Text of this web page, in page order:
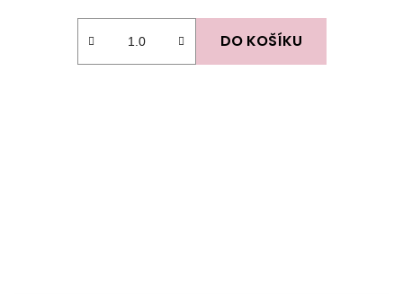
DO KOŠÍKU